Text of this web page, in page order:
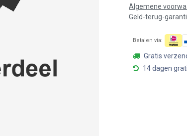
Algemene
Geld-terug-
Betalen via:
Gratis
14 dagen